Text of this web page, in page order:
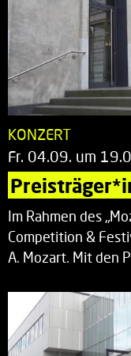
KONZERT
Fr. 04.09. um
Im Rahmen des
Competition &
A. Mozart. Mit den